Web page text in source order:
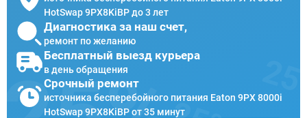
HotSwap 9PX8KiBP до 3 лет
Диагностика за наш счет,
ремонт по желанию
Бесплатный выезд курьера
в день обращения
Срочный ремонт
источника бесперебойного питания Eaton 9PX 8000i
HotSwap 9PX8KiBP от 35 минут